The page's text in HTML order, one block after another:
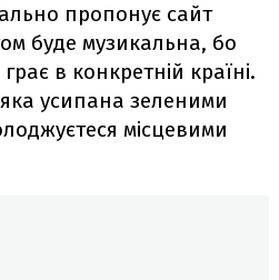
пропонує сайт
буде музикальна, бо
в конкретній країні.
усипана зеленими
місцевими